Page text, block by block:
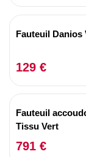
Fauteuil Danios
129 €
Fauteuil
Tissu Vert
791 €